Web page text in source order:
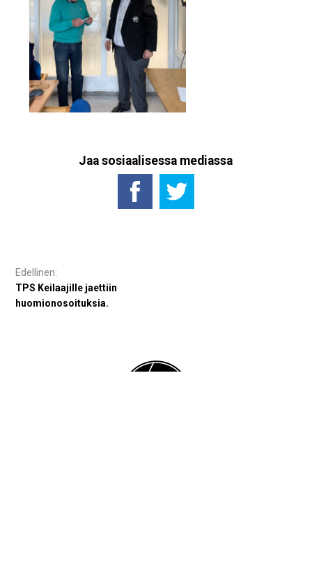
Jaa sosiaalisessa mediassa
Artikkelien
selaus
TPS Keilaajille jaettiin
huomionosoituksia.